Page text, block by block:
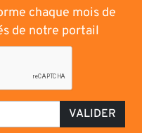
chaque mois de
de notre portail
VALIDER